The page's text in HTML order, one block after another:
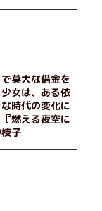
莫大な借金を
女は、ある依
時代の変化に
燃える夜空に
子